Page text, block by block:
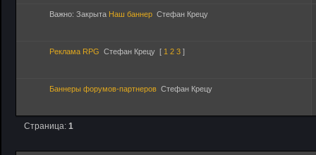
Важно: Закрыта Наш баннер Стефан Крецу
Реклама RPG Стефан Крецу [ 1 2 3 ]
Баннеры форумов-партнеров Стефан Крецу
Страница:1